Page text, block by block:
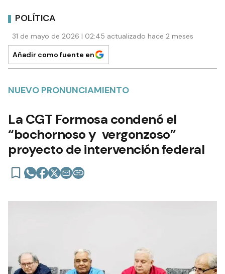
POLÍTICA
31 de mayo de 2026 | 02:45 actualizado hace 2 meses
Añadir como fuente en
NUEVO PRONUNCIAMIENTO
La CGT Formosa condenó el
“bochornoso y vergonzoso”
proyecto de intervención federal